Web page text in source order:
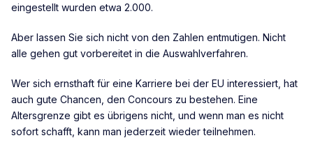
eingestellt wurden etwa 2.000.
Aber lassen Sie sich nicht von den Zahlen entmutigen. Nicht
alle gehen gut vorbereitet in die Auswahlverfahren.
Wer sich ernsthaft für eine Karriere bei der EU interessiert, hat
auch gute Chancen, den Concours zu bestehen. Eine
Altersgrenze gibt es übrigens nicht, und wenn man es nicht
sofort schafft, kann man jederzeit wieder teilnehmen.